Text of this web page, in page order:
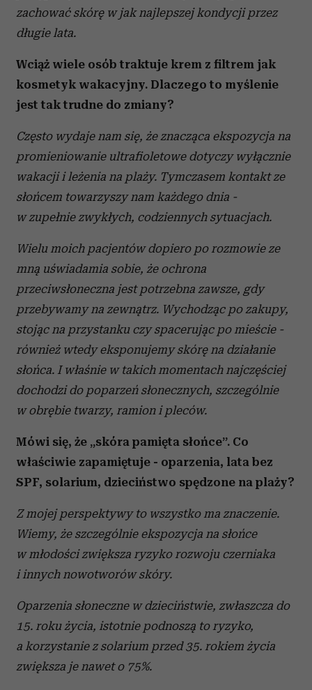
zachować skórę w jak najlepszej kondycji przez
długie lata.
Wciąż wiele osób traktuje krem z filtrem jak
kosmetyk wakacyjny. Dlaczego to myślenie
jest tak trudne do zmiany?
Często wydaje nam się, że znacząca ekspozycja na
promieniowanie ultrafioletowe dotyczy wyłącznie
wakacji i leżenia na plaży. Tymczasem kontakt ze
słońcem towarzyszy nam każdego dnia -
w zupełnie zwykłych, codziennych sytuacjach.
Wielu moich pacjentów dopiero po rozmowie ze
mną uświadamia sobie, że ochrona
przeciwsłoneczna jest potrzebna zawsze, gdy
przebywamy na zewnątrz. Wychodząc po zakupy,
stojąc na przystanku czy spacerując po mieście -
również wtedy eksponujemy skórę na działanie
słońca. I właśnie w takich momentach najczęściej
dochodzi do poparzeń słonecznych, szczególnie
w obrębie twarzy, ramion i pleców.
Mówi się, że „skóra pamięta słońce”. Co
właściwie zapamiętuje - oparzenia, lata bez
SPF, solarium, dzieciństwo spędzone na plaży?
Z mojej perspektywy to wszystko ma znaczenie.
Wiemy, że szczególnie ekspozycja na słońce
w młodości zwiększa ryzyko rozwoju czerniaka
i innych nowotworów skóry.
Oparzenia słoneczne w dzieciństwie, zwłaszcza do
15. roku życia, istotnie podnoszą to ryzyko,
a korzystanie z solarium przed 35. rokiem życia
zwiększa je nawet o 75%.